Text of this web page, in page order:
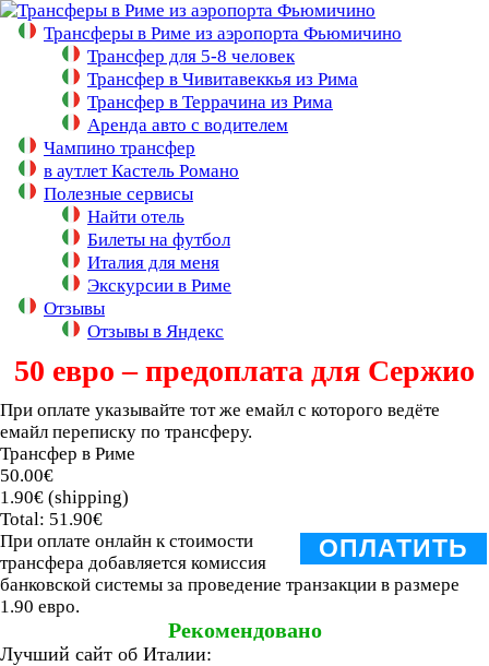
↓
Перейти
основному
содержимому
Трансферы в Риме из аэропорта Фьюмичино
Трансфер для 5-8 человек
Трансфер в Чивитавеккья из Рима
Трансфер в Террачина из Рима
Аренда авто с водителем
Чампино трансфер
в аутлет Кастель Романо
Полезные сервисы
Найти отель
Билеты на футбол
Италия для меня
Экскурсии в Риме
Отзывы
Отзывы в Яндекс
50 евро – предоплата для Сержио
При оплате указывайте тот же емайл с которого ведёте
емайл переписку по трансферу.
Трансфер в Риме
50.00€
1.90€ (shipping)
Total: 51.90€
ОПЛАТИТЬ
При оплате онлайн к стоимости
трансфера добавляется комиссия
банковской системы за проведение транзакции в размере
1.90 евро.
Рекомендовано
Лучший сайт об Италии: